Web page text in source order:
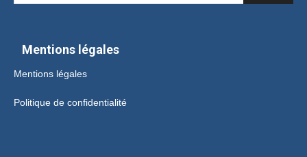
Mentions légales
Mentions légales
Politique de confidentialité